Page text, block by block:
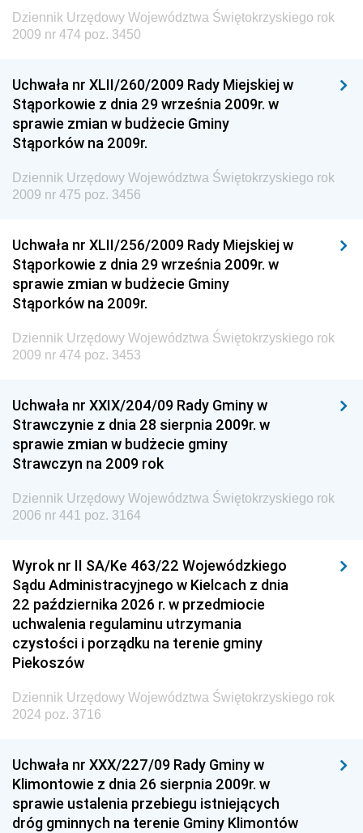
Dziennik Urzędowy Ministra Transportu, Budownictwa
i Gospodarki Morskiej
Dziennik Urzędowy Ministra Spraw Zagranicznych
Dziennik Urzędowy Centralnego Biura
Antykorupcyjnego
Wewnętrznego
Dziennik Urzędowy Urzędu Patentowego
Dziennik Urzędowy Generalnej Dyrekcji Dróg
Krajowych i Autostrad
Dziennik Urzędowy Ministra Środowiska
Dziennik Urzędowy Ministra Edukacji
Dziennik Urzędowy Ministra Przemysłu
Dziennik Urzędowy Ministra Finansów i Gospodarki
Dziennik Urzędowy Ministra do Spraw Unii
Dziennik Urzędowy Agencji Wywiadu
Dziennik Urzędowy Województwa Świętokrzyskiego rok
2009 nr 474 poz. 3450
Uchwała nr XLII/260/2009 Rady Miejskiej w
Stąporkowie z dnia 29 września 2009r. w
sprawie zmian w budżecie Gminy
Stąporków na 2009r.
Dziennik Urzędowy Województwa Świętokrzyskiego rok
2009 nr 475 poz. 3456
Uchwała nr XLII/256/2009 Rady Miejskiej w
Stąporkowie z dnia 29 września 2009r. w
sprawie zmian w budżecie Gminy
Stąporków na 2009r.
Dziennik Urzędowy Województwa Świętokrzyskiego rok
2009 nr 474 poz. 3453
Uchwała nr XXIX/204/09 Rady Gminy w
Strawczynie z dnia 28 sierpnia 2009r. w
sprawie zmian w budżecie gminy
Strawczyn na 2009 rok
Dziennik Urzędowy Województwa Świętokrzyskiego rok
2006 nr 441 poz. 3164
Wyrok nr II SA/Ke 463/22 Wojewódzkiego
Sądu Administracyjnego w Kielcach z dnia
22 października 2026 r. w przedmiocie
uchwalenia regulaminu utrzymania
czystości i porządku na terenie gminy
Piekoszów
Dziennik Urzędowy Województwa Świętokrzyskiego rok
2024 poz. 3716
Uchwała nr XXX/227/09 Rady Gminy w
Klimontowie z dnia 26 sierpnia 2009r. w
sprawie ustalenia przebiegu istniejących
dróg gminnych na terenie Gminy Klimontów